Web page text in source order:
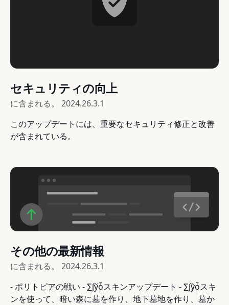
セキュリティの向上
に含まれる。 2024.26.3.1
このアップデートには、重要なセキュリティ修正と改善
が含まれている。
その他の最新情報
に含まれる。 2024.26.3.1
- ポリトピアの戦い - ∑∫ỹȱスキンアップデート - ∑∫ỹȱスキ
ンを使って、暗い森に墓を作り、地下墓地を作り、墓か